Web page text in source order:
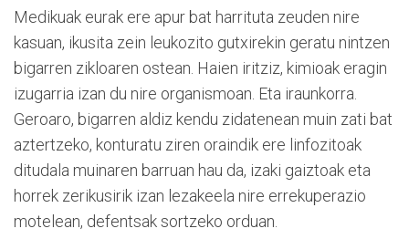
Medikuak eurak ere apur bat harrituta zeuden nire
kasuan, ikusita zein leukozito gutxirekin geratu nintzen
bigarren zikloaren ostean. Haien iritziz, kimioak eragin
izugarria izan du nire organismoan. Eta iraunkorra.
Geroaro, bigarren aldiz kendu zidatenean muin zati bat
aztertzeko, konturatu ziren oraindik ere linfozitoak
ditudala muinaren barruan hau da, izaki gaiztoak eta
horrek zerikusirik izan lezakeela nire errekuperazio
motelean, defentsak sortzeko orduan.